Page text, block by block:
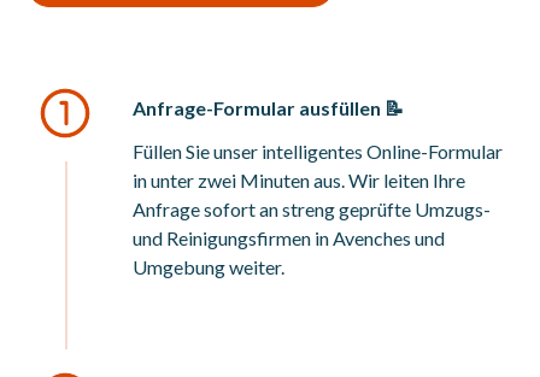
Anfrage-Formular ausfüllen 📝
Füllen Sie unser intelligentes Online-Formular
in unter zwei Minuten aus. Wir leiten Ihre
Anfrage sofort an streng geprüfte Umzugs-
und Reinigungsfirmen in Avenches und
Umgebung weiter.